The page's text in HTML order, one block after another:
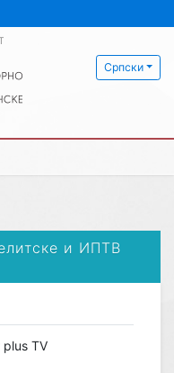
Српски
и ИПТВ
plus TV